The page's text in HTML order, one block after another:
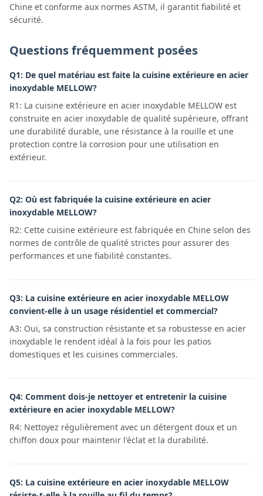
Chine et conforme aux normes ASTM, il garantit fiabilité et
sécurité.
Questions fréquemment posées
Q1: De quel matériau est faite la cuisine extérieure en acier
inoxydable MELLOW?
R1: La cuisine extérieure en acier inoxydable MELLOW est
construite en acier inoxydable de qualité supérieure, offrant
une durabilité durable, une résistance à la rouille et une
protection contre la corrosion pour une utilisation en
extérieur.
Q2: Où est fabriquée la cuisine extérieure en acier
inoxydable MELLOW?
R2: Cette cuisine extérieure est fabriquée en Chine selon des
normes de contrôle de qualité strictes pour assurer des
performances et une fiabilité constantes.
Q3: La cuisine extérieure en acier inoxydable MELLOW
convient-elle à un usage résidentiel et commercial?
A3: Oui, sa construction résistante et sa robustesse en acier
inoxydable le rendent idéal à la fois pour les patios
domestiques et les cuisines commerciales.
Q4: Comment dois-je nettoyer et entretenir la cuisine
extérieure en acier inoxydable MELLOW?
R4: Nettoyez régulièrement avec un détergent doux et un
chiffon doux pour maintenir l'éclat et la durabilité.
Q5: La cuisine extérieure en acier inoxydable MELLOW